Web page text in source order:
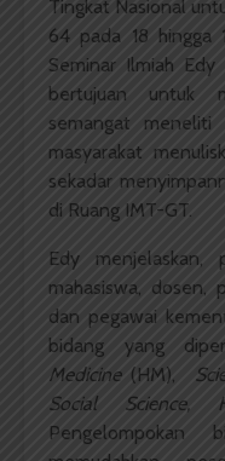
Tingkat Nasional
64 pada 18 hingga
Seminar Ilmiah
bertujuan untuk
semangat meneliti
masyarakat
sekadar
di Ruang IMT-GT.
Edy menjelaskan,
mahasiswa, dosen,
dan pegawai
bidang yang
Medicine(HM),
Social Science,